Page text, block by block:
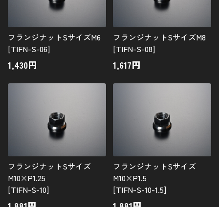
カーパーツ
アクセサリー
使用鋼材について
ネジ長さについての補足
追加工について
ご利用ガイド
マイカート
フランジナットSサイズM6
[TIFN-S-06]
1,430円
フランジナットSサイズM8
[TIFN-S-08]
1,617円
フランジナットSサイズ
M10×P1.25
[TIFN-S-10]
フランジナットSサイズ
M10×P1.5
[TIFN-S-10-1.5]